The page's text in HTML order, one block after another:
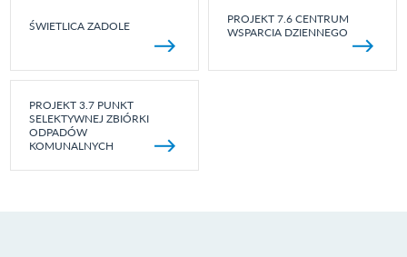
ŚWIETLICA ZADOLE
PROJEKT 7.6 CENTRUM
WSPARCIA DZIENNEGO
PROJEKT 3.7 PUNKT
SELEKTYWNEJ ZBIÓRKI
ODPADÓW
KOMUNALNYCH